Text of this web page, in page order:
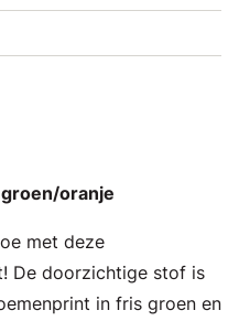
oranje
met deze
De doorzichtige stof is
in fris groen en